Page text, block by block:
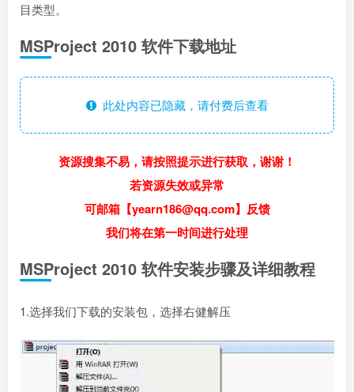
目类型。
MSProject 2010 软件下载地址
此处内容已隐藏，请付费后查看
资源搜集不易，请按照提示进行获取，谢谢！
若资源失效或异常
可邮箱【yearn186@qq.com】反馈
我们将在第一时间进行处理
MSProject 2010 软件安装步骤及详细教程
1.选择我们下载的安装包，选择右健解压